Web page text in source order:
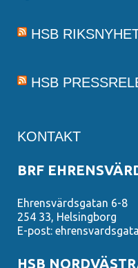
HSB
HSB
KONTAKT
BRF
Ehrensvärdsgatan 6-8
254 33, Helsingborg
E-post:
HSB